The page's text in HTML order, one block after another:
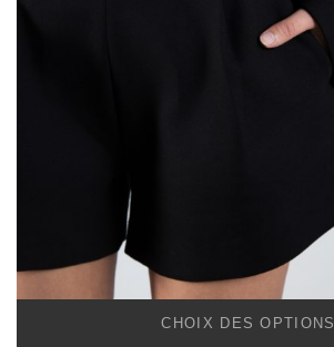
CHOIX DES OPTIONS